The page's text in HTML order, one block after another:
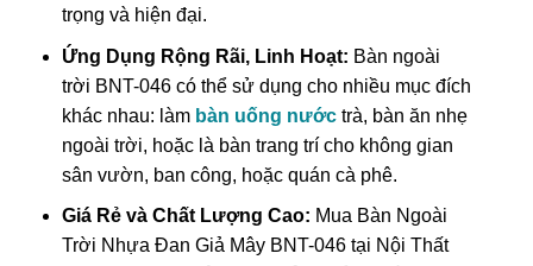
trọng và hiện đại.
Ứng Dụng Rộng Rãi, Linh Hoạt: Bàn ngoài
trời BNT-046 có thể sử dụng cho nhiều mục đích
khác nhau: làm bàn uống nước trà, bàn ăn nhẹ
ngoài trời, hoặc là bàn trang trí cho không gian
sân vườn, ban công, hoặc quán cà phê.
Giá Rẻ và Chất Lượng Cao: Mua Bàn Ngoài
Trời Nhựa Đan Giả Mây BNT-046 tại Nội Thất